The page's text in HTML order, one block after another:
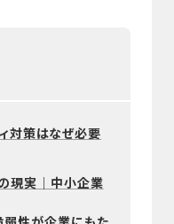
対策はなぜ必要
の現実｜中小企業